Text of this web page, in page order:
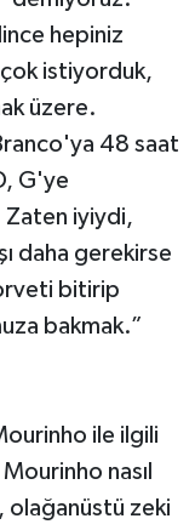
hepiniz
istiyorduk,
üzere.
48 saat
G'ye
iyiydi,
daha gerekirse
bitirip
bakmak.”
ile ilgili
nasıl
olağanüstü zeki